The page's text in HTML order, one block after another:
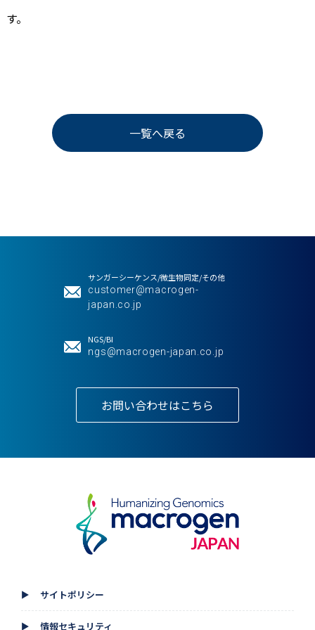
す。
一覧へ戻る
サンガーシーケンス/微生物同定/その他
customer@macrogen-
japan.co.jp
NGS/BI
ngs@macrogen-japan.co.jp
お問い合わせはこちら
▲ サイトポリシー
▲ 情報セキュリティ